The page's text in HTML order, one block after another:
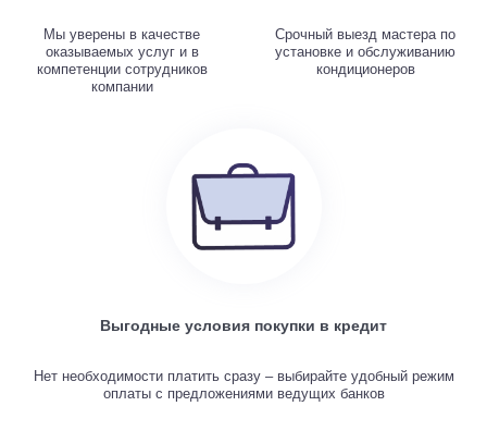
Мы уверены в качестве
оказываемых услуг и в
компетенции сотрудников
компании
Срочный выезд мастера по
установке и обслуживанию
кондиционеров
Выгодные условия покупки в кредит
Нет необходимости платить сразу – выбирайте удобный режим
оплаты с предложениями ведущих банков